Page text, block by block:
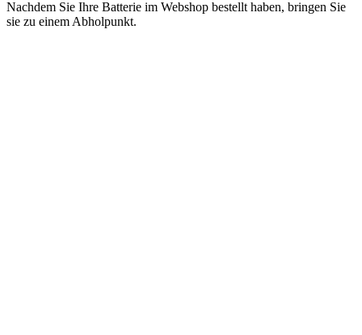
Nachdem Sie Ihre Batterie im Webshop bestellt haben, bringen Sie
sie zu einem Abholpunkt.